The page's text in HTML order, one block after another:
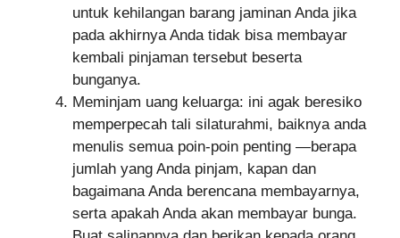
untuk kehilangan barang jaminan Anda jika
pada akhirnya Anda tidak bisa membayar
kembali pinjaman tersebut beserta
bunganya.
Meminjam uang keluarga: ini agak beresiko
memperpecah tali silaturahmi, baiknya anda
menulis semua poin-poin penting —berapa
jumlah yang Anda pinjam, kapan dan
bagaimana Anda berencana membayarnya,
serta apakah Anda akan membayar bunga.